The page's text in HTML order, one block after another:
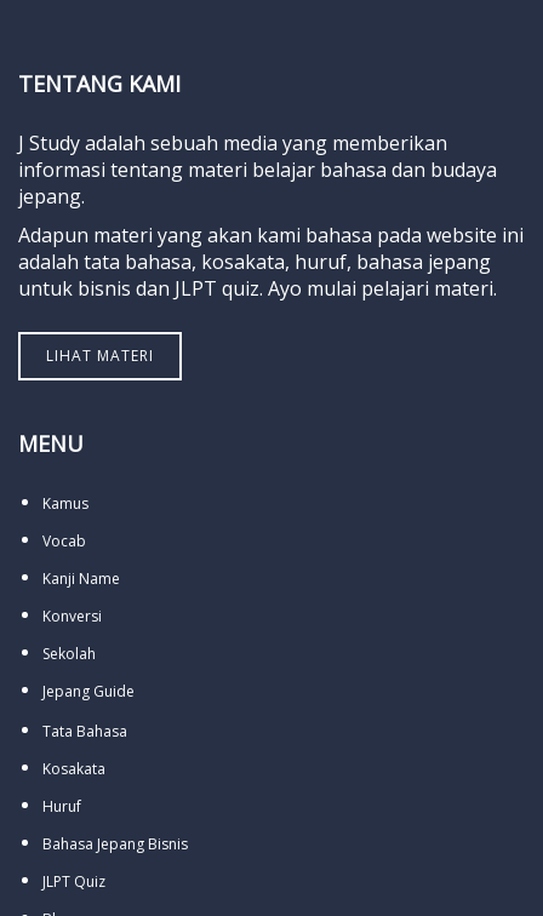
TENTANG KAMI
J Study adalah sebuah media yang memberikan
informasi tentang materi belajar bahasa dan budaya
jepang.
Adapun materi yang akan kami bahasa pada website ini
adalah tata bahasa, kosakata, huruf, bahasa jepang
untuk bisnis dan JLPT quiz. Ayo mulai pelajari materi.
LIHAT MATERI
MENU
Kamus
Vocab
Kanji Name
Konversi
Sekolah
Jepang Guide
Tata Bahasa
Kosakata
Huruf
Bahasa Jepang Bisnis
JLPT Quiz